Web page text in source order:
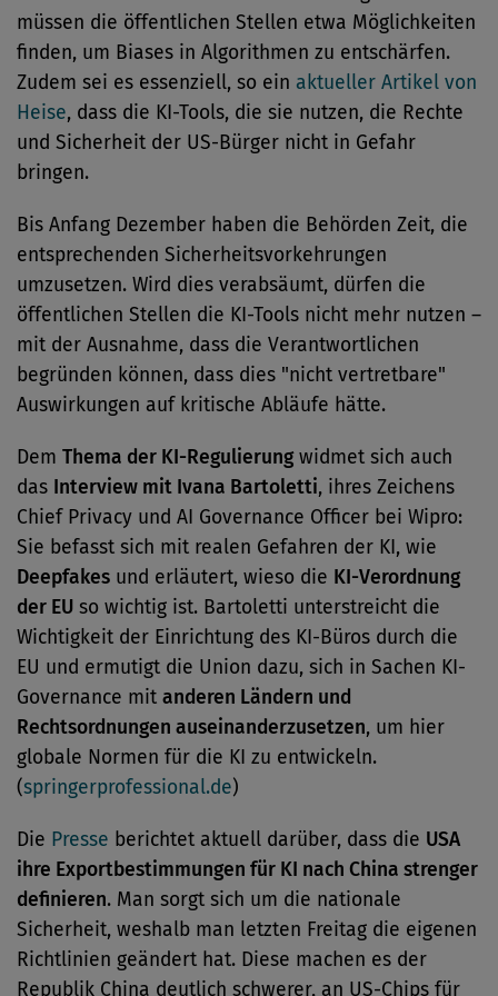
müssen die öffentlichen Stellen etwa Möglichkeiten
finden, um Biases in Algorithmen zu entschärfen.
Zudem sei es essenziell, so ein aktueller Artikel von
Heise, dass die KI-Tools, die sie nutzen, die Rechte
und Sicherheit der US-Bürger nicht in Gefahr
bringen.
Bis Anfang Dezember haben die Behörden Zeit, die
entsprechenden Sicherheitsvorkehrungen
umzusetzen. Wird dies verabsäumt, dürfen die
öffentlichen Stellen die KI-Tools nicht mehr nutzen –
mit der Ausnahme, dass die Verantwortlichen
begründen können, dass dies "nicht vertretbare"
Auswirkungen auf kritische Abläufe hätte.
Dem Thema der KI-Regulierungwidmet sich auch
das Interview mit Ivana Bartoletti, ihres Zeichens
Chief Privacy und AI Governance Officer bei Wipro:
Sie befasst sich mit realen Gefahren der KI, wie
Deepfakes und erläutert, wieso die KI-Verordnung
der EU so wichtig ist. Bartoletti unterstreicht die
Wichtigkeit der Einrichtung des KI-Büros durch die
EU und ermutigt die Union dazu, sich in Sachen KI-
Governance mit anderen Ländern und
Rechtsordnungen auseinanderzusetzen, um hier
globale Normen für die KI zu entwickeln.
(springerprofessional.de)
Die Presse berichtet aktuell darüber, dass die USA
ihre Exportbestimmungen für KI nach China strenger
definieren. Man sorgt sich um die nationale
Sicherheit, weshalb man letzten Freitag die eigenen
Richtlinien geändert hat. Diese machen es der
Republik China deutlich schwerer, an US-Chips für